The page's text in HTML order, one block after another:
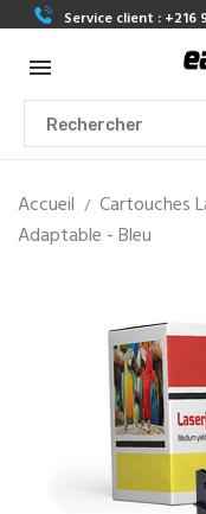
Service client : +216
Accueil Cartouches
Adaptable - Bleu